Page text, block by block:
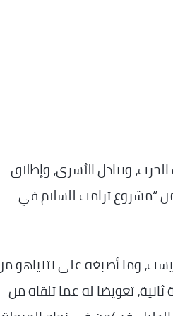
وتبادل الأسرى، وإطلاق
“مشروع ترامب للسلام في
وما أصبغه على نتنياهو
تعويضا له عما تلقاه من